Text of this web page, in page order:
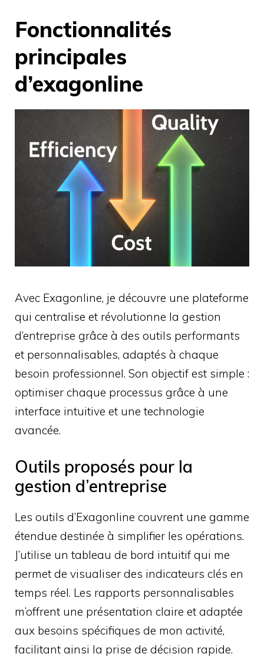
Fonctionnalités
principales
d’exagonline
Avec Exagonline, je découvre une plateforme
qui centralise et révolutionne la gestion
d’entreprise grâce à des outils performants
et personnalisables, adaptés à chaque
besoin professionnel. Son objectif est simple :
optimiser chaque processus grâce à une
interface intuitive et une technologie
avancée.
Outils proposés pour la
gestion d’entreprise
Les outils d’Exagonline couvrent une gamme
étendue destinée à simplifier les opérations.
J’utilise un tableau de bord intuitif qui me
permet de visualiser des indicateurs clés en
temps réel. Les rapports personnalisables
m’offrent une présentation claire et adaptée
aux besoins spécifiques de mon activité,
facilitant ainsi la prise de décision rapide.